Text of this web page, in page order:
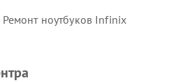
Ремонт ноутбуков Infinix